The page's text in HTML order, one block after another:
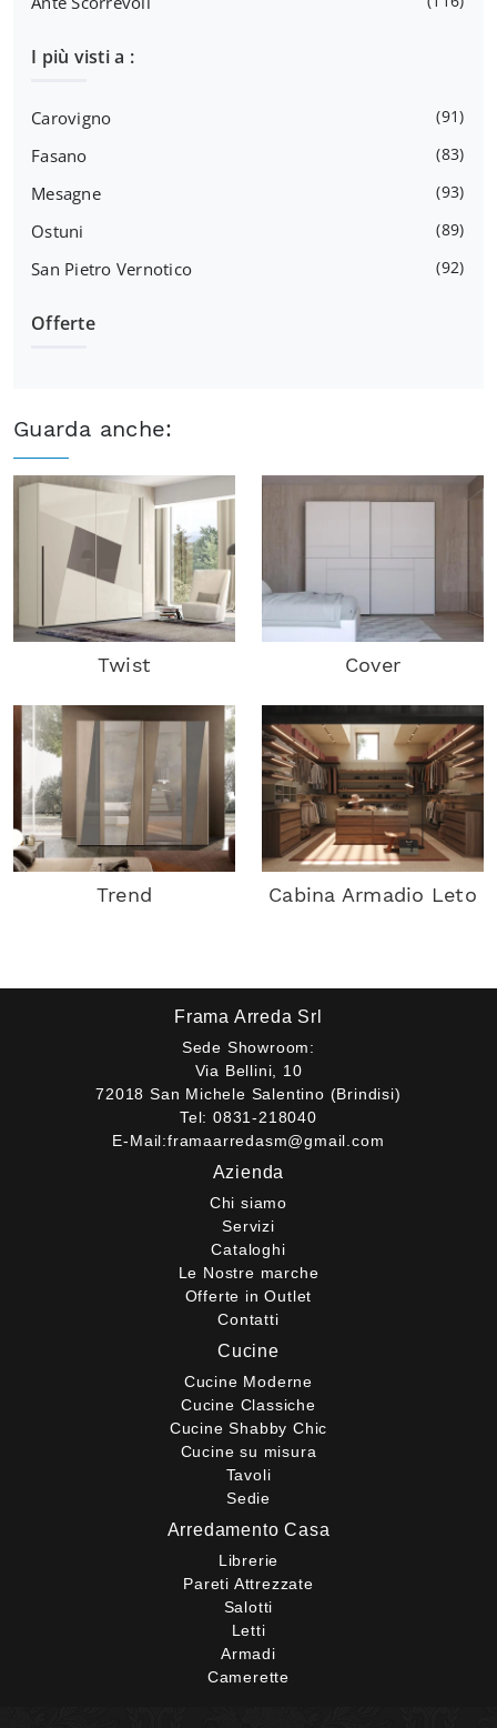
I più visti a :
Carovigno 91
Fasano 83
Mesagne 93
Ostuni 89
San Pietro Vernotico 92
Offerte
Guarda anche:
Twist Cover
Trend Cabina Armadio Leto
Frama Arreda Srl
Sede Showroom:
Via Bellini, 10
72018 San Michele Salentino (Brindisi)
Tel: 0831-218040
E-Mail:framaarredasm@gmail.com
Azienda
Chi siamo
Servizi
Cataloghi
Le Nostre marche
Offerte in Outlet
Contatti
Cucine
Cucine Moderne
Cucine Classiche
Cucine Shabby Chic
Cucine su misura
Tavoli
Sedie
Arredamento Casa
Librerie
Pareti Attrezzate
Salotti
Letti
Armadi
Camerette